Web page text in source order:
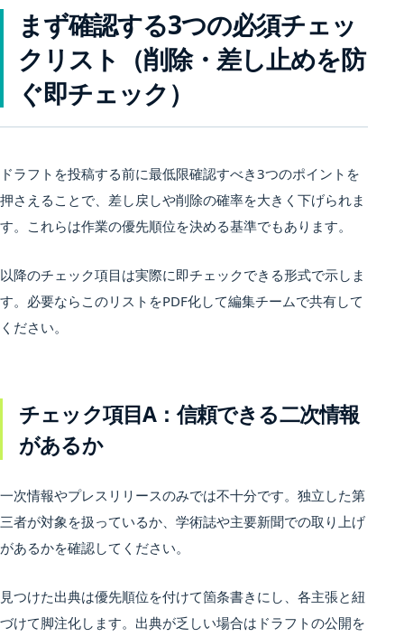
まず確認する3つの必須チェッ
クリスト（削除・差し止めを防
ぐ即チェック）
ドラフトを投稿する前に最低限確認すべき3つのポイントを
押さえることで、差し戻しや削除の確率を大きく下げられま
す。これらは作業の優先順位を決める基準でもあります。
以降のチェック項目は実際に即チェックできる形式で示しま
す。必要ならこのリストをPDF化して編集チームで共有して
ください。
チェック項目A：信頼できる二次情報
があるか
一次情報やプレスリリースのみでは不十分です。独立した第
三者が対象を扱っているか、学術誌や主要新聞での取り上げ
があるかを確認してください。
見つけた出典は優先順位を付けて箇条書きにし、各主張と紐
づけて脚注化します。出典が乏しい場合はドラフトの公開を